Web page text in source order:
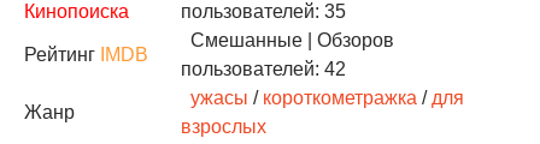
Кинопоиска
пользователей: 35
Рейтинг IMDB
Смешанные | Обзоров
пользователей: 42
Жанр
ужасы / короткометражка / для
взрослых